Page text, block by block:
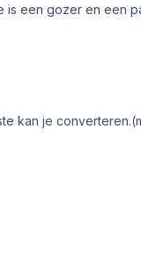
een gozer en een
kan je